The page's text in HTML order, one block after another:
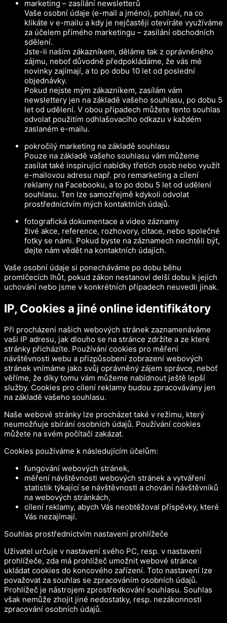
marketing – zasílání newsletterů
Vaše osobní údaje (e-mail a jméno), pohlaví, na co
klikáte v e-mailu a kdy je nejčastěji otevíráte využíváme
za účelem přímého marketingu – zasílání obchodních
sdělení.
Jste-li naším zákazníkem, děláme tak z oprávněného
zájmu, neboť důvodně předpokládáme, že vás mé
novinky zajímají, a to po dobu 10 let od poslední
objednávky.
Pokud nejste mým zákazníkem, zasílám vám
newslettery jen na základě vašeho souhlasu, po dobu 5
let od udělení. V obou případech můžete tento souhlas
odvolat použitím odhlašovacího odkazu v každém
zaslaném e-mailu.
pokročilý marketing na základě souhlasu
Pouze na základě vašeho souhlasu vám můžeme
zasílat také inspirující nabídky třetích osob nebo využít
e-mailovou adresu např. pro remarketing a cílení
reklamy na Facebooku, a to po dobu 5 let od udělení
souhlasu. Ten lze samozřejmě kdykoli odvolat
prostřednictvím mých kontaktních údajů.
fotografická dokumentace a video záznamy
živé akce, reference, rozhovory, citace, nebo společné
fotky se námi. Pokud byste na záznamech nechtěli být,
dejte nám vědět na kontaktních údajích.
Vaše osobní údaje si ponecháváme po dobu běhu
promlčecích lhůt, pokud zákon nestanoví delší dobu k jejich
uchování nebo jsme v konkrétních případech neuvedli jinak.
IP, Cookies a jiné online identifikátory
Při procházení našich webových stránek zaznamenáváme
vaši IP adresu, jak dlouho se na stránce zdržíte a ze které
stránky přicházíte. Používání cookies pro měření
návštěvnosti webu a přizpůsobení zobrazení webových
stránek vnímáme jako svůj oprávněný zájem správce, neboť
věříme, že díky tomu vám můžeme nabídnout ještě lepší
služby. Cookies pro cílení reklamy budou zpracovávány jen
na základě vašeho souhlasu.
Naše webové stránky lze procházet také v režimu, který
neumožňuje sbírání osobních údajů. Používání cookies
můžete na svém počítači zakázat.
Cookies používáme k následujícím účelům:
fungování webových stránek,
měření návštěvnosti webových stránek a vytváření
statistik týkající se návštěvnosti a chování návštěvníků
na webových stránkách,
cílení reklamy, abych Vás neobtěžoval příspěvky, které
Vás nezajímají.
Souhlas prostřednictvím nastavení prohlížeče
Uživatel určuje v nastavení svého PC, resp. v nastavení
prohlížeče, zda má prohlížeč umožnit webové stránce
ukládat cookies do koncového zařízení. Toto nastavení lze
považovat za souhlas se zpracováním osobních údajů.
Prohlížeč je nástrojem zprostředkování souhlasu. Souhlas
však nemůže zhojit jiné nedostatky, resp. nezákonnosti
zpracování osobních údajů.